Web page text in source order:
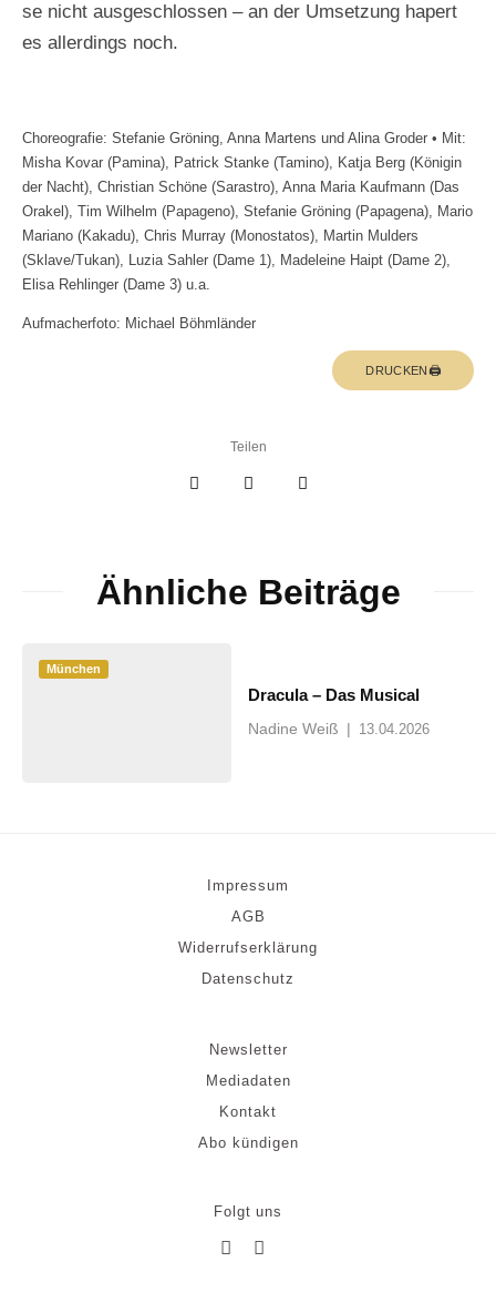
se nicht ausgeschlossen – an der Umsetzung hapert
es allerdings noch.
Choreografie: Stefanie Gröning, Anna Martens und Alina Groder • Mit:
Misha Kovar (Pamina), Patrick Stanke (Tamino), Katja Berg (Königin
der Nacht), Christian Schöne (Sarastro), Anna Maria Kaufmann (Das
Orakel), Tim Wilhelm (Papageno), Stefanie Gröning (Papagena), Mario
Mariano (Kakadu), Chris Murray (Monostatos), Martin Mulders
(Sklave/Tukan), Luzia Sahler (Dame 1), Madeleine Haipt (Dame 2),
Elisa Rehlinger (Dame 3) u.a.
Aufmacherfoto: Michael Böhmländer
DRUCKEN🖨
Teilen
Ähnliche Beiträge
München
Dracula – Das Musical
Nadine Weiß | 13.04.2026
Impressum
AGB
Widerrufserklärung
Datenschutz
Newsletter
Mediadaten
Kontakt
Abo kündigen
Folgt uns